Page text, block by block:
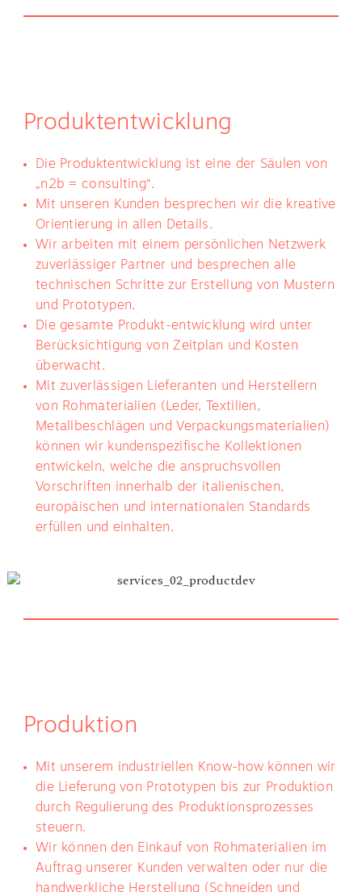
Produktentwicklung
Die Produktentwicklung ist eine der Säulen von
„n2b = consulting“.
Mit unseren Kunden besprechen wir die kreative
Orientierung in allen Details.
Wir arbeiten mit einem persönlichen Netzwerk
zuverlässiger Partner und besprechen alle
technischen Schritte zur Erstellung von Mustern
und Prototypen.
Die gesamte Produkt-entwicklung wird unter
Berücksichtigung von Zeitplan und Kosten
überwacht.
Mit zuverlässigen Lieferanten und Herstellern
von Rohmaterialien (Leder, Textilien,
Metallbeschlägen und Verpackungsmaterialien)
können wir kundenspezifische Kollektionen
entwickeln, welche die anspruchsvollen
Vorschriften innerhalb der italienischen,
europäischen und internationalen Standards
erfüllen und einhalten.
Produktion
Mit unserem industriellen Know-how können wir
die Lieferung von Prototypen bis zur Produktion
durch Regulierung des Produktionsprozesses
steuern.
Wir können den Einkauf von Rohmaterialien im
Auftrag unserer Kunden verwalten oder nur die
handwerkliche Herstellung (Schneiden und